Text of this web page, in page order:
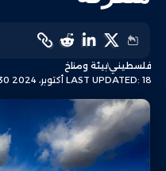
LAST UPDATED: 18 أكتوبر، 2024 8:30 ص
فلسطينيبيئة ومناخ